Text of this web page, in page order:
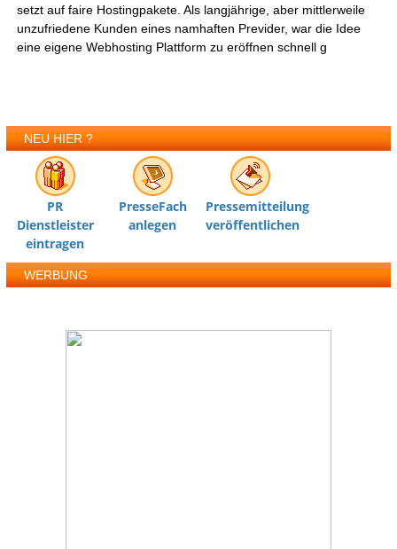
setzt auf faire Hostingpakete. Als langjährige, aber mittlerweile
unzufriedene Kunden eines namhaften Previder, war die Idee
eine eigene Webhosting Plattform zu eröffnen schnell g
NEU HIER ?
PR
Dienstleister
eintragen
PresseFach
anlegen
Pressemitteilung
veröffentlichen
WERBUNG